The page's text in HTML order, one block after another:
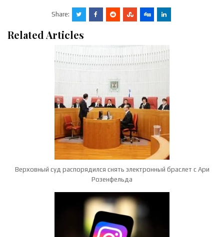
Share:
Related Articles
Верховный суд распорядился снять электронный браслет с Ари
Розенфельда